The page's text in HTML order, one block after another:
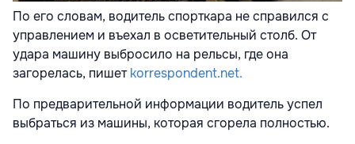
По его словам, водитель спорткара не справился с
управлением и въехал в осветительный столб. От
удара машину выбросило на рельсы, где она
загорелась, пишетkorrespondent.net.
По предварительной информации водитель успел
выбраться из машины, которая сгорела полностью.